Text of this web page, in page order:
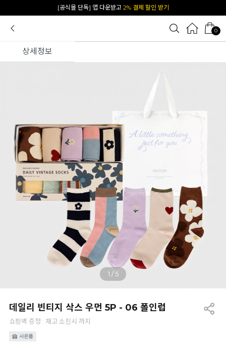
[공식몰 단독] 앱 다운받고 2% 결제 할인 받기
0
상세정보
1 /5
데일리 빈티지 삭스 우먼 5P - 06 폴인럽
쇼핑백 증정 : 재고 소진시 까지